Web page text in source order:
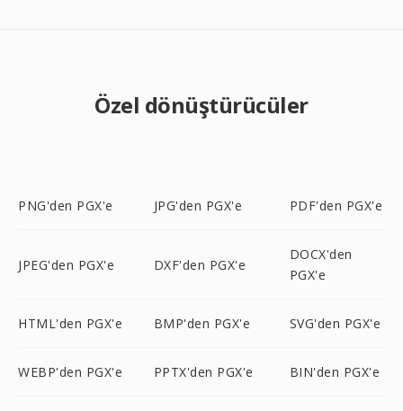
Özel dönüştürücüler
PNG'den PGX'e JPG'den PGX'e PDF'den PGX'e
JPEG'den PGX'e DXF'den PGX'e
DOCX'den
PGX'e
HTML'den PGX'e BMP'den PGX'e SVG'den PGX'e
WEBP'den PGX'e PPTX'den PGX'e BIN'den PGX'e